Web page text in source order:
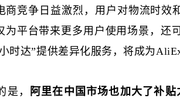
商竞争日益激烈，用户对物流时效
为平台带来更多用户使用场景，还
时达”提供差异化服务，将成为
是，
阿里在中国市场也加大了补贴